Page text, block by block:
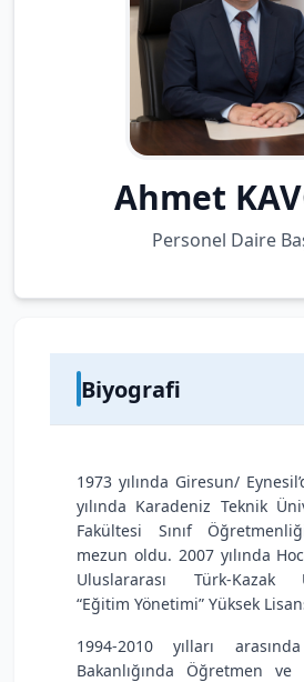
Ahmet
Personel Daire
Biyografi
1973 yılında Giresun/
yılında Karadeniz Teknik
Fakültesi Sınıf
mezun oldu. 2007 yılında
Uluslararası Türk-Kazak
“Eğitim Yönetimi” Yüksek
1994-2010 yılları
Bakanlığında Öğretmen ve